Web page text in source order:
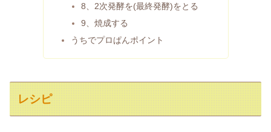
8、2次発酵を(最終発酵)をとる
9、焼成する
うちでプロぱんポイント
レシピ